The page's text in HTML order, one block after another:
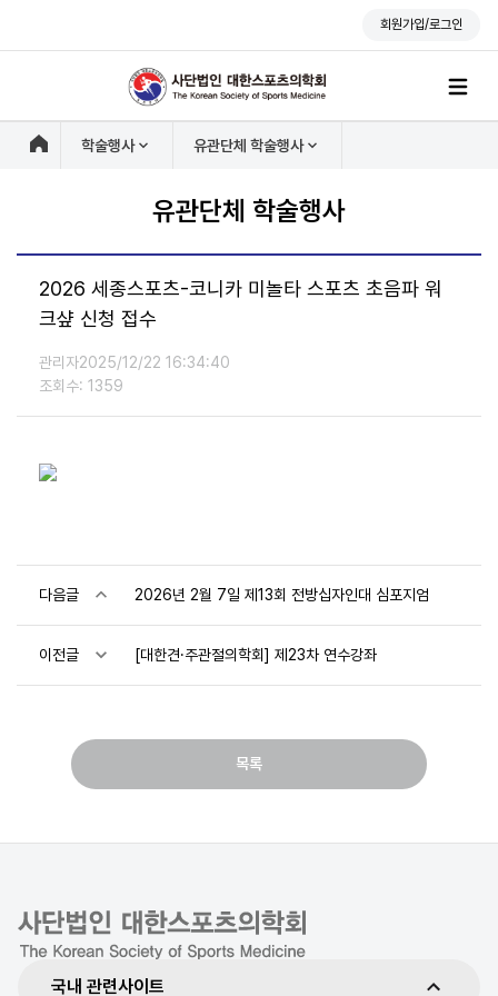
회원가입/로그인
학술행사 유관단체 학술행사
유관단체 학술행사
2026 세종스포츠-코니카 미놀타 스포츠 초음파 워
크샾 신청 접수
관리자2025/12/22 16:34:40
조회수: 1359
다음글 2026년 2월 7일 제13회 전방십자인대 심포지엄
이전글 [대한견·주관절의학회] 제23차 연수강좌
목록
국내 관련사이트